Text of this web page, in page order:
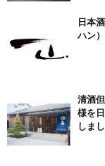
日本
ハン
清酒
様を
しまし